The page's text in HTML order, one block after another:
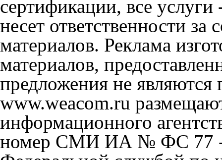
сертификации, все
несет ответственности
материалов. Реклама
материалов,
предложения не
www.weacom.ru
информационного
номер СМИ ИА № ФС 77 -